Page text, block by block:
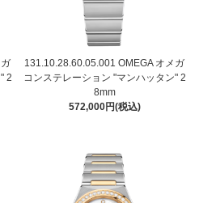
2
131.10.28.60.05.001 OMEGA オメガ
コンステレーション "マンハッタン" 2
8mm
572,000円(税込)